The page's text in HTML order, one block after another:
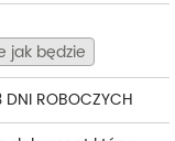
jak będzie
ROBOCZYCH